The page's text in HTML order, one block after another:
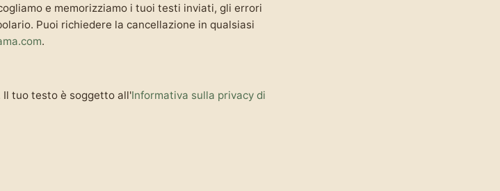
e memorizziamo i tuoi testi inviati, gli errori
Puoi richiedere la cancellazione in qualsiasi
.
Il tuo testo è soggetto all'Informativa sulla privacy di